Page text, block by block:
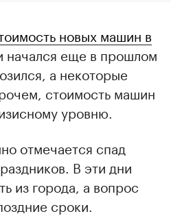
новых машин в
начался еще в прошлом
а некоторые
стоимость машин
уровню.
отмечается спад
В эти дни
из города, а вопрос
сроки.